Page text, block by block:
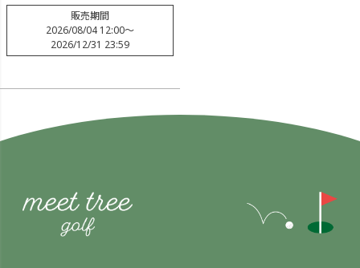
販売期間
2026/08/04 12:00〜
2026/12/31 23:59